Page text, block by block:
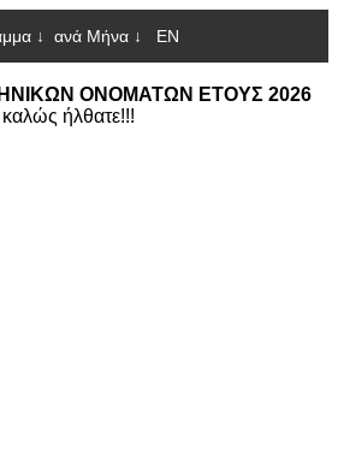
↓ ανά Μήνα ↓ EN
ΟΝΟΜΑΤΩΝ ΕΤΟΥΣ 2026
καλώς ήλθατε!!!